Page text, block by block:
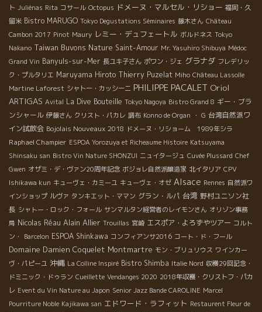
ト Juliénas Rita コサール Octopus ドメーヌ・マルセル・リショー 福岡・久
留米 Bistro MARUGO Tokyo Degustations Séminaires 藤木さん Château
Cambon 2017 Pinot Maury レミー・デュフェートル ボルドネス Tokyo
Nakano Taiwan Buvons Nature Saint-Amour Mr. Yasuhiro Shibuya Médoc
Grand Vin Banyuls-sur-Mer 長ユキ子さん ポワン・ジェ グラナダ フレデリッ
ク・プルタリエ Maruyama Hiroto Thierry Puzelat Miho Château Lassolle
Martine Laforest シャトー・カッシーニ PHILIPPE PACALET Oriol
ARTIGAS Avital La Dive Bouteille Tokyo Nagoya Bistro Grand 8 ギー・ブラ
ンシャール 伊藤さん クリスト・パカレ 調布 Konno de Organ ・ G 台湾自然派ワ
イン試飲会 Bojolais Nouveaux 2018 ドメーヌ・リショーム 1989年シラ
Raphael Champier ESPOA Yorozuya et Richeaume Histoire Katsuyama
Shinsaku san Bistro Vin Nature SHONZUI ニュイタージュ Cuvée Plussard Chef
Gwen オザミ・デ・ヴァン20周年記念 ボジョレ自然派醸造家 北イタリア CPV
Ishikawa kun キューヴェ・カミーユ キューヴェ・オゼ Alsace Rennes 自然派ワ
インショップ ルヴァ タンキエット・ママン グラン・ルパ 台湾 野村ユニソン社
長 シャトー・ロック・フォール サンマルタン経営者のレイモンさん オリゾン事務
局 Nicolas Réau Alain Allier Trouillas 宮崎 エスポア・よろずやツアー コルト
ン・
Barcelon ESPOA Shinkawa コンフィアンサ2016 コート・ド・フール
Domaine Damien Coquelet Montmartre モン・ブリュリウス ワインカー
ヴ・パピーユ 沖縄 La Colline Inspiré Bistro Shimba Italie Nord 収穫29回記念・
ドミニック・ドゥラン Cueillette Vendanges 2020 2018年収穫・クリストフ・パカ
レ Event du Vin Nature au Japon Senior Jazz Bande CAROLINE Marcel
Pourriture Noble Kajikawa san エドワード・ラフィット Restaurent Fleur de